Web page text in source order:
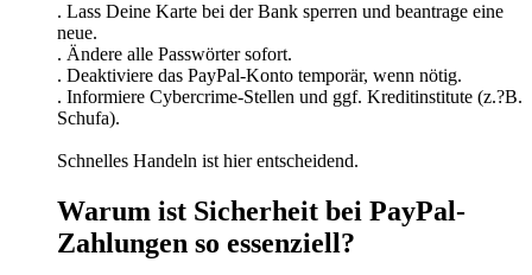
. Lass Deine Karte bei der Bank sperren und beantrage eine
neue.
. Ändere alle Passwörter sofort.
. Deaktiviere das PayPal-Konto temporär, wenn nötig.
. Informiere Cybercrime-Stellen und ggf. Kreditinstitute (z.?B.
Schufa).
Schnelles Handeln ist hier entscheidend.
Warum ist Sicherheit bei PayPal-
Zahlungen so essenziell?